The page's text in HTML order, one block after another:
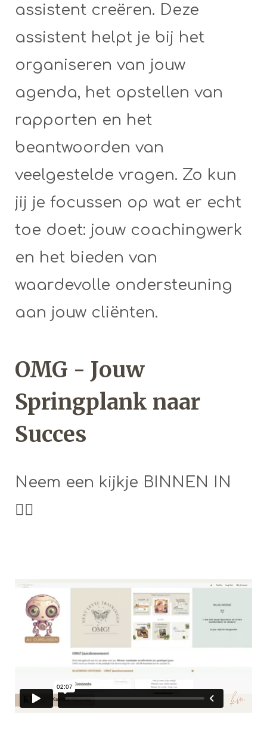
assistent creëren. Deze
assistent helpt je bij het
organiseren van jouw
agenda, het opstellen van
rapporten en het
beantwoorden van
veelgestelde vragen. Zo kun
jij je focussen op wat er echt
toe doet: jouw coachingwerk
en het bieden van
waardevolle ondersteuning
aan jouw cliënten.
OMG - Jouw
Springplank naar
Succes
Neem een kijkje BINNEN IN
👇🏼